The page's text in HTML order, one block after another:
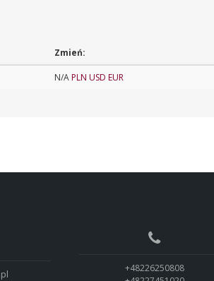
Zmień:
N/APLN USD EUR
+48226250808